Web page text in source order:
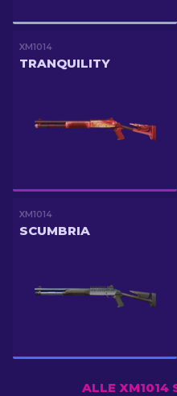
XM1014
TRANQUILITY
XM1014
SCUMBRIA
ALLE XM1014